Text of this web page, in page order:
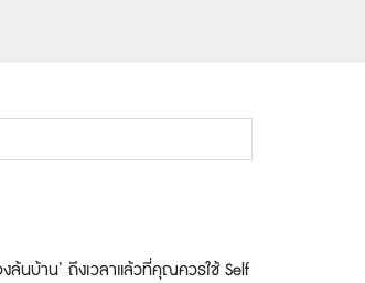
บ้าน’ ถึงเวลาแล้วที่คุณควรใช้ Self